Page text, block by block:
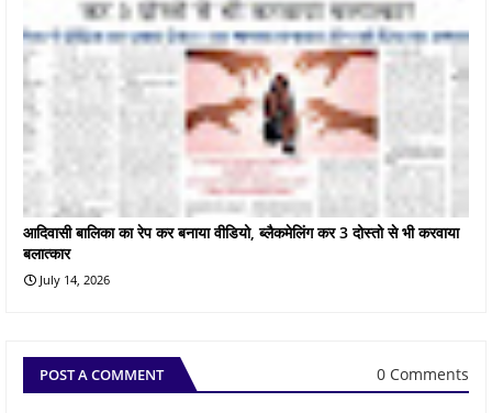
आदिवासी बालिका का रेप कर बनाया वीडियो, ब्लैकमेलिंग कर 3 दोस्तो से भी करवाया
बलात्कार
July 14, 2026
POST A COMMENT 0 Comments